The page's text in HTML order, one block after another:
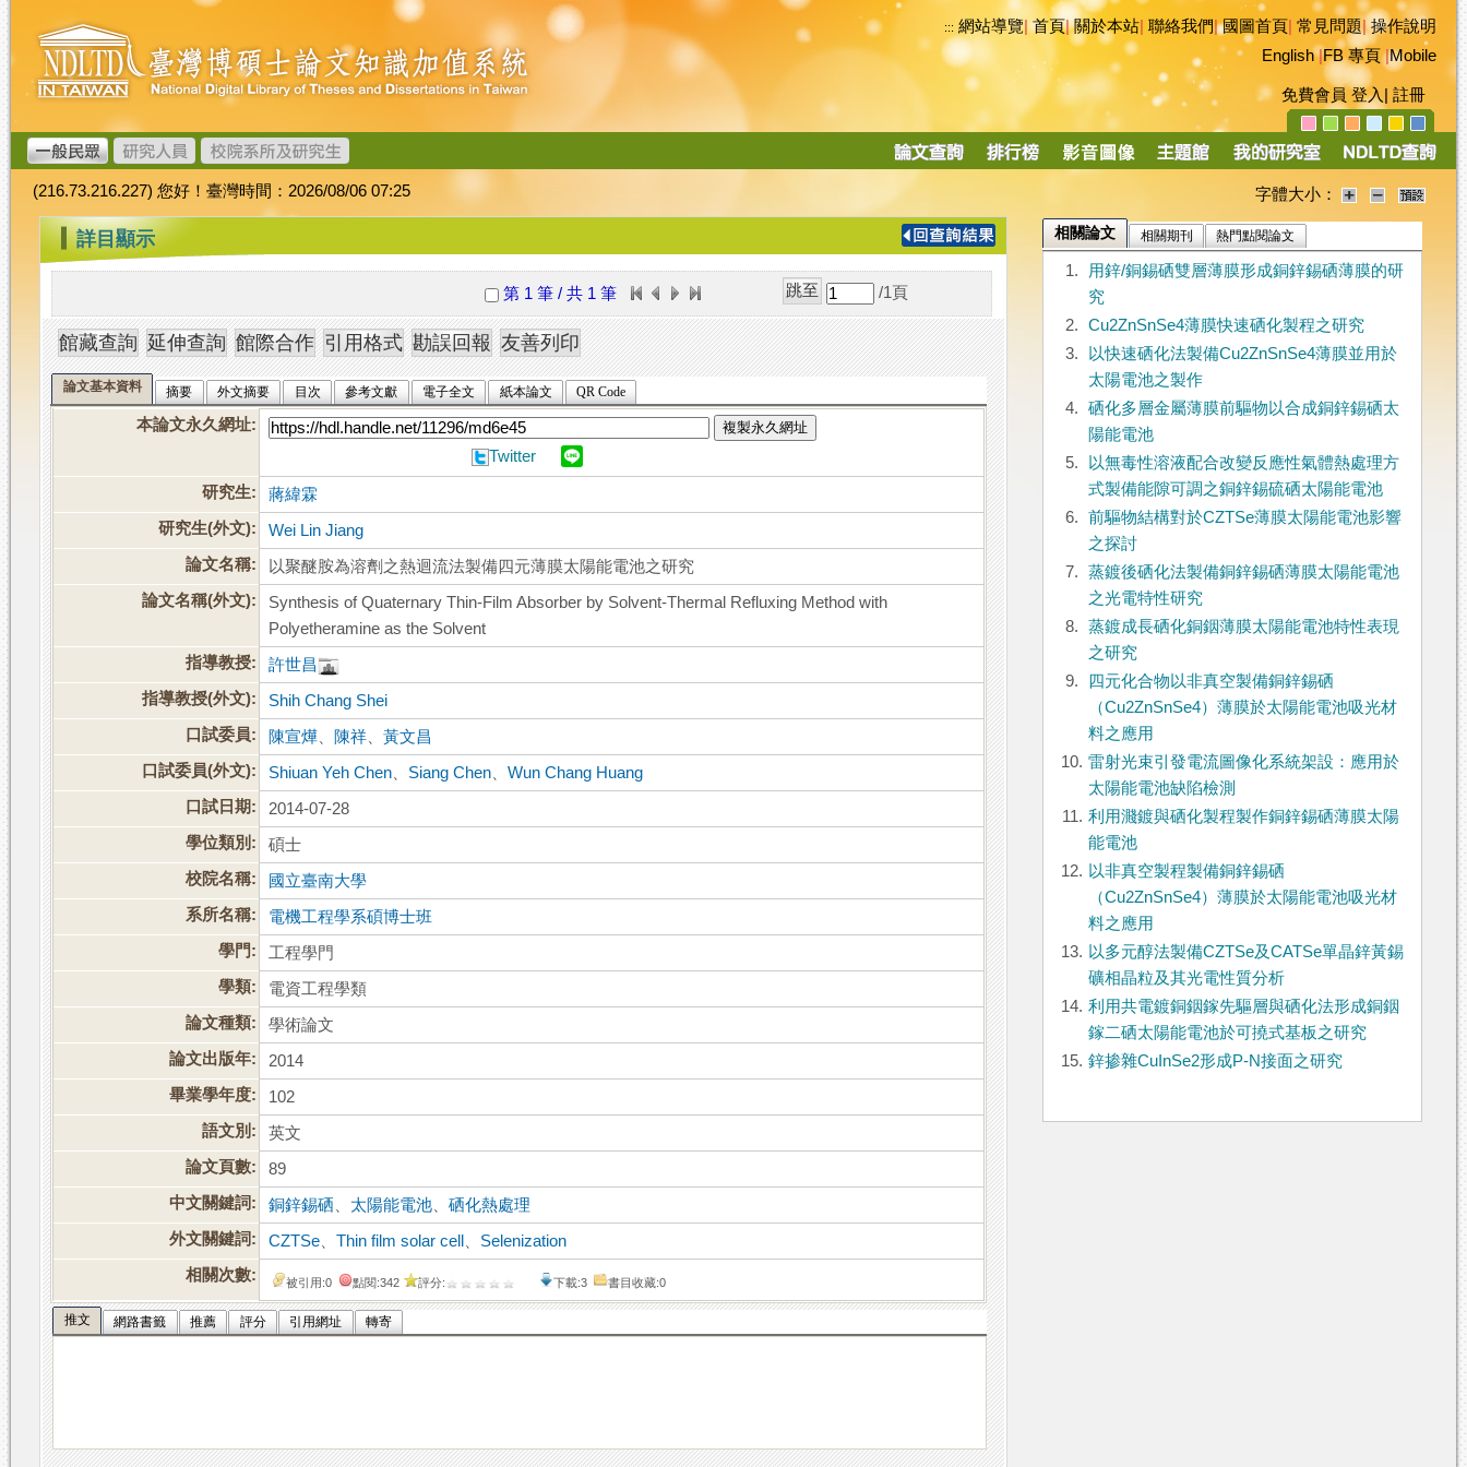
跳
到
主
要
內
容
臺
灣
博
碩
士
論
文
加
值
系
統
::: 網站導覽|首頁|關於本站 聯絡我們|國圖首頁 常見問題|操作說明
English|FB 專頁|Mobile
免費會員 登入 註冊
導
(216.73.216.227) 您好！臺灣時間：2026/08/06 07:25 字體大小：
::: 詳目顯示
第 1 筆 / 共 1 筆 /1 頁
論文基本資料 摘要 外文摘要 目次 參考文獻 電子全文 紙本論文 QR Code
本論文永久網址: 複製永久網址
Twitter
研究生:
蔣緯霖
研究生(外文):
Wei Lin Jiang
論文名稱:
以聚醚胺為溶劑之熱迴流法製備四元薄膜太陽能電池之研究
論文名稱(外文):
Synthesis of Quaternary Thin-Film Absorber by Solvent-Thermal Refluxing Method with
Polyetheramine as the Solvent
指導教授:
許世昌
指導教授(外文):
Shih Chang Shei
口試委員:
陳宣燁 陳祥 、黃文昌
口試委員(外文):
Shiuan Yeh Chen Siang Chen 、Wun Chang Huang
口試日期:
2014-07-28
學位類別:
碩士
校院名稱:
國立臺南大學
系所名稱:
電機工程學系碩博士班
學門:
工程學門
學類:
電資工程學類
論文種類:
學術論文
論文出版年:
2014
畢業學年度:
102
語文別:
英文
論文頁數:
89
中文關鍵詞:
銅鋅錫硒 太陽能電池 、硒化熱處理
外文關鍵詞:
CZTSe 、Thin film solar cell
Selenization
相關次數:
被引用:0 點閱:342 評分: 下載:3 書目收藏:0
推文 網路書籤 推薦 評分 引用網址 轉寄
相關論文 相關期刊 熱門點閱論文
1.
用鋅/銅錫硒雙層薄膜形成銅鋅錫硒薄膜的研
究
2.
Cu2ZnSnSe4薄膜快速硒化製程之研究
3.
以快速硒化法製備Cu2ZnSnSe4薄膜並用於
太陽電池之製作
4.
硒化多層金屬薄膜前驅物以合成銅鋅錫硒太
陽能電池
5.
以無毒性溶液配合改變反應性氣體熱處理方
式製備能隙可調之銅鋅錫硫硒太陽能電池
6.
前驅物結構對於CZTSe薄膜太陽能電池影響
之探討
7.
蒸鍍後硒化法製備銅鋅錫硒薄膜太陽能電池
之光電特性研究
8.
蒸鍍成長硒化銅銦薄膜太陽能電池特性表現
之研究
9.
四元化合物以非真空製備銅鋅錫硒
（Cu2ZnSnSe4）薄膜於太陽能電池吸光材
料之應用
10. 雷射光束引發電流圖像化系統架設：應用於
太陽能電池缺陷檢測
11. 利用濺鍍與硒化製程製作銅鋅錫硒薄膜太陽
能電池
12. 以非真空製程製備銅鋅錫硒
（Cu2ZnSnSe4）薄膜於太陽能電池吸光材
料之應用
13. 以多元醇法製備CZTSe及CATSe單晶鋅黃錫
礦相晶粒及其光電性質分析
14. 利用共電鍍銅銦鎵先驅層與硒化法形成銅銦
鎵二硒太陽能電池於可撓式基板之研究
15. 鋅掺雜CuInSe2形成P-N接面之研究